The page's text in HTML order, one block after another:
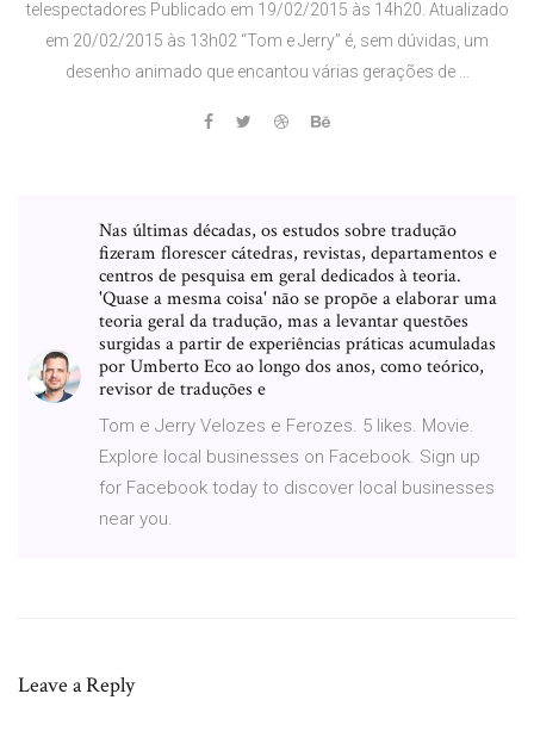
telespectadores Publicado em 19/02/2015 às 14h20. Atualizado
em 20/02/2015 às 13h02 “Tom e Jerry” é, sem dúvidas, um
desenho animado que encantou várias gerações de …
Nas últimas décadas, os estudos sobre tradução
fizeram florescer cátedras, revistas, departamentos e
centros de pesquisa em geral dedicados à teoria.
'Quase a mesma coisa' não se propõe a elaborar uma
teoria geral da tradução, mas a levantar questões
surgidas a partir de experiências práticas acumuladas
por Umberto Eco ao longo dos anos, como teórico,
revisor de traduções e
Tom e Jerry Velozes e Ferozes. 5 likes. Movie.
Explore local businesses on Facebook. Sign up
for Facebook today to discover local businesses
near you.
Leave a Reply